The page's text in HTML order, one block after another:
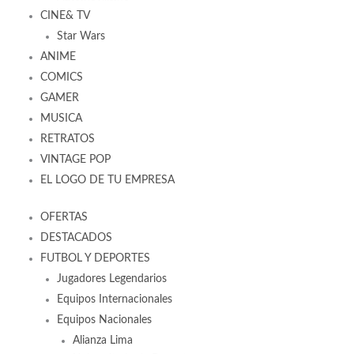
CINE& TV
Star Wars
ANIME
COMICS
GAMER
MUSICA
RETRATOS
VINTAGE POP
EL LOGO DE TU EMPRESA
OFERTAS
DESTACADOS
FUTBOL Y DEPORTES
Jugadores Legendarios
Equipos Internacionales
Equipos Nacionales
Alianza Lima